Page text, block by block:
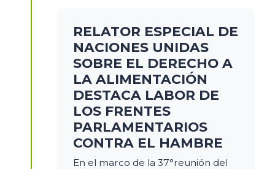
RELATOR ESPECIAL DE
NACIONES UNIDAS
SOBRE EL DERECHO A
LA ALIMENTACIÓN
DESTACA LABOR DE
LOS FRENTES
PARLAMENTARIOS
CONTRA EL HAMBRE
En el marco de la 37°reunión del